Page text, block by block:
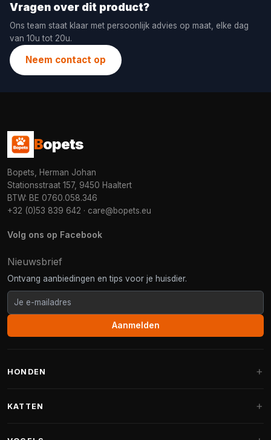
Vragen over dit product?
Ons team staat klaar met persoonlijk advies op maat, elke dag
van 10u tot 20u.
Neem contact op
Bopets
Bopets, Herman Johan
Stationsstraat 157, 9450 Haaltert
BTW: BE 0760.058.346
+32 (0)53 839 642 · care@bopets.eu
Volg ons op Facebook
Nieuwsbrief
Ontvang aanbiedingen en tips voor je huisdier.
Aanmelden
HONDEN
KATTEN